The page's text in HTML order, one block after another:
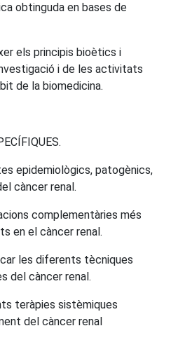
obtinguda en bases de
els principis bioètics i
i de les activitats
de la biomedicina.
epidemiològics, patogènics,
càncer renal.
complementàries més
en el càncer renal.
les diferents tècniques
del càncer renal.
teràpies sistèmiques
del càncer renal